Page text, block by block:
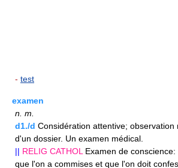
- test
examen
n. m.
d1./d Considération attentive; observation
d'un dossier. Un examen médical.
|| RELIG CATHOL Examen de
que l'on a commises et que l'on doit